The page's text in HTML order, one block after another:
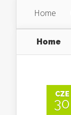
Home
Home
CZE
30